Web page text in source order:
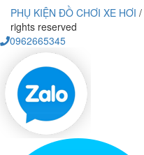
PHỤ KIỆN ĐỒ CHƠI XE HƠI /
rights reserved
0962665345